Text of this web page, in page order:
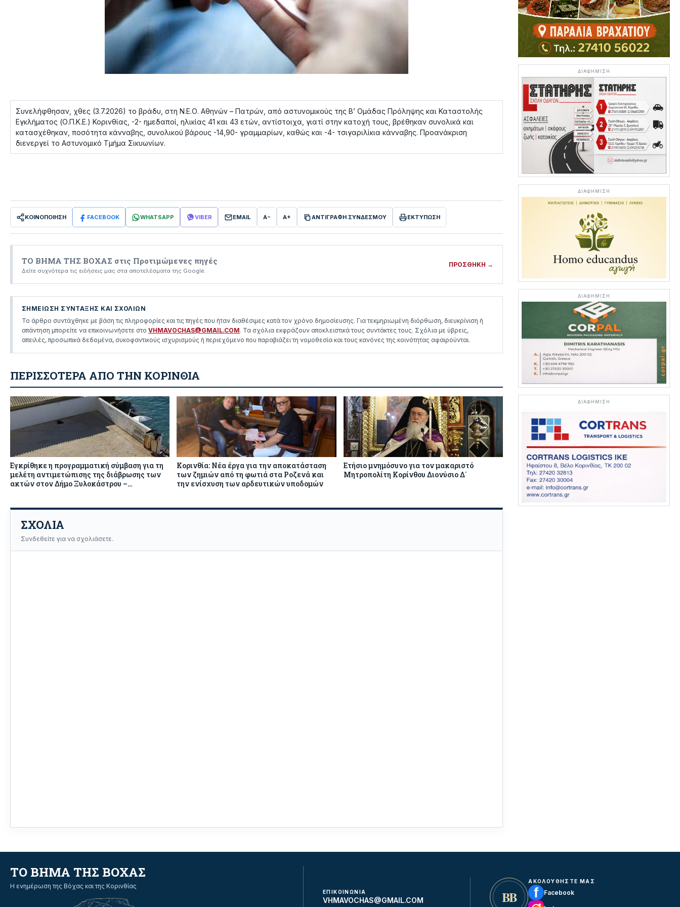
Συνελήφθησαν, χθες (3.7.2026) το βράδυ, στη Ν.Ε.Ο. Αθηνών – Πατρών, από αστυνομικούς της Β’ Ομάδας Πρόληψης και Καταστολής
Εγκλήματος (Ο.Π.Κ.Ε.) Κορινθίας, -2- ημεδαποί, ηλικίας 41 και 43 ετών, αντίστοιχα, γιατί στην κατοχή τους, βρέθηκαν συνολικά και
κατασχέθηκαν, ποσότητα κάνναβης, συνολικού βάρους -14,90- γραμμαρίων, καθώς και -4- τσιγαριλίκια κάνναβης. Προανάκριση
διενεργεί το Αστυνομικό Τμήμα Σικυωνίων.
ΚΟΙΝΟΠΟΙΗΣΗ FACEBOOK WHATSAPP VIBER EMAIL A− A+ ΑΝΤΙΓΡΑΦΗ ΣΥΝΔΕΣΜΟΥ ΕΚΤΥΠΩΣΗ
ΤΟ ΒΗΜΑ ΤΗΣ ΒΟΧΑΣ στις Προτιμώμενες πηγές
Δείτε συχνότερα τις ειδήσεις μας στα αποτελέσματα της Google.
ΠΡΟΣΘΗΚΗ →
ΣΗΜΕΙΩΣΗ ΣΥΝΤΑΞΗΣ ΚΑΙ ΣΧΟΛΙΩΝ
Το άρθρο συντάχθηκε με βάση τις πληροφορίες και τις πηγές που ήταν διαθέσιμες κατά τον χρόνο δημοσίευσης. Για τεκμηριωμένη διόρθωση, διευκρίνιση ή
απάντηση μπορείτε να επικοινωνήσετε στο VHMAVOCHAS@GMAIL.COM. Τα σχόλια εκφράζουν αποκλειστικά τους συντάκτες τους. Σχόλια με ύβρεις,
απειλές, προσωπικά δεδομένα, συκοφαντικούς ισχυρισμούς ή περιεχόμενο που παραβιάζει τη νομοθεσία και τους κανόνες της κοινότητας αφαιρούνται.
ΠΕΡΙΣΣΟΤΕΡΑ ΑΠΟ ΤΗΝ ΚΟΡΙΝΘΙΑ
Εγκρίθηκε η προγραμματική σύμβαση για τη
μελέτη αντιμετώπισης της διάβρωσης των
ακτών στον Δήμο Ξυλοκάστρου –
Κορινθία: Νέα έργα για την αποκατάσταση
των ζημιών από τη φωτιά στα Ροζενά και
την ενίσχυση των αρδευτικών υποδομών
Ετήσιο μνημόσυνο για τον μακαριστό
Μητροπολίτη Κορίνθου Διονύσιο Δ΄
ΣΧΟΛΙΑ
Συνδεθείτε για να σχολιάσετε.
ΔΙΑΦΗΜΙΣΗ
ΔΙΑΦΗΜΙΣΗ
ΔΙΑΦΗΜΙΣΗ
ΔΙΑΦΗΜΙΣΗ
ΤΟ ΒΗΜΑ ΤΗΣ ΒΟΧΑΣ
Η ενημέρωση της Βόχας και της Κορινθίας
ΕΠΙΚΟΙΝΩΝΙΑ
VHMAVOCHAS@GMAIL.COM ΒΒ
ΑΚΟΛΟΥΘΗΣΤΕ ΜΑΣ
f Facebook